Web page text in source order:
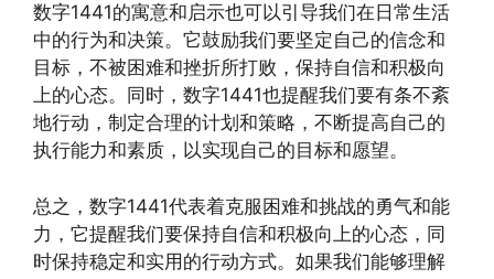
数字1441的寓意和启示也可以引导我们在日常生活
中的行为和决策。它鼓励我们要坚定自己的信念和
目标，不被困难和挫折所打败，保持自信和积极向
上的心态。同时，数字1441也提醒我们要有条不紊
地行动，制定合理的计划和策略，不断提高自己的
执行能力和素质，以实现自己的目标和愿望。
总之，数字1441代表着克服困难和挑战的勇气和能
力，它提醒我们要保持自信和积极向上的心态，同
时保持稳定和实用的行动方式。如果我们能够理解